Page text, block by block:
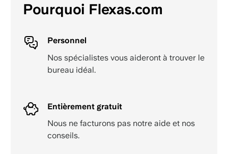
Pourquoi Flexas.com
Personnel
Nos spécialistes vous aideront à trouver le
bureau idéal.
Entièrement gratuit
Nous ne facturons pas notre aide et nos
conseils.